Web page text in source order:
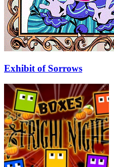
Exhibit of Sorrows